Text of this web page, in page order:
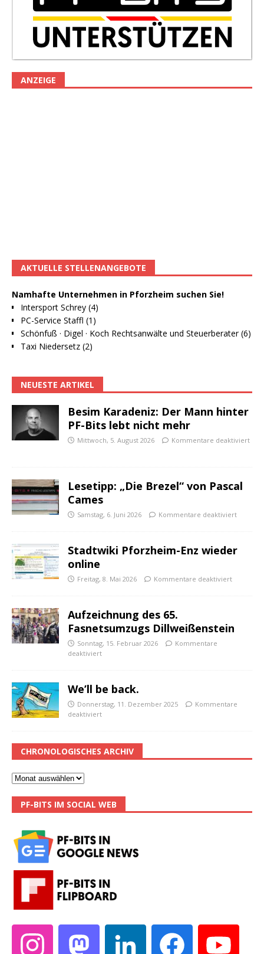
ANZEIGE
AKTUELLE STELLENANGEBOTE
Namhafte Unternehmen in Pforzheim suchen Sie!
Intersport Schrey (4)
PC-Service Staffl (1)
Schönfuß · Digel · Koch Rechtsanwälte und Steuerberater (6)
Taxi Niedersetz (2)
NEUESTE ARTIKEL
Besim Karadeniz: Der Mann hinter
PF-Bits lebt nicht mehr
Mittwoch, 5. August 2026 Kommentare deaktiviert
Lesetipp: „Die Brezel“ von Pascal
Cames
Samstag, 6. Juni 2026 Kommentare deaktiviert
Stadtwiki Pforzheim-Enz wieder
online
Freitag, 8. Mai 2026 Kommentare deaktiviert
Aufzeichnung des 65.
Fasnetsumzugs Dillweißenstein
Sonntag, 15. Februar 2026
Kommentare
deaktiviert
We’ll be back.
Donnerstag, 11. Dezember 2025
Kommentare
deaktiviert
CHRONOLOGISCHES ARCHIV
PF-BITS IM SOCIAL WEB